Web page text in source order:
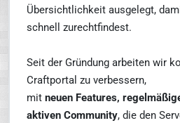
Übersichtlichkeit ausgelegt,
schnell zurechtfindest.
Seit der Gründung arbeiten wir
Craftportal zu verbessern,
mit neuen Features,
aktiven Community, die den